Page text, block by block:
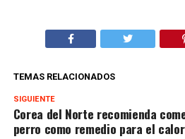
TEMAS RELACIONADOS
SIGUIENTE
Corea del Norte recomienda
perro como remedio para el calor